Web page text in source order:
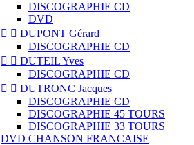
DISCOGRAPHIE CD
DVD
  DUPONT Gérard
DISCOGRAPHIE CD
  DUTEIL Yves
DISCOGRAPHIE CD
  DUTRONC Jacques
DISCOGRAPHIE CD
DISCOGRAPHIE 45 TOURS
DISCOGRAPHIE 33 TOURS
DVD CHANSON FRANCAISE